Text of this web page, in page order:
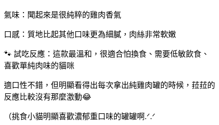
氣味：聞起來是很純粹的雞肉香氣
口感：質地比起其他口味更為細膩，肉絲非常軟嫩
🐾 試吃反應：這款最溫和，很適合怕換食、需要低敏飲食、
喜歡單純肉味的貓咪
適口性不錯，但明顯看得出每次拿出純雞肉罐的時候，菈菈的
反應比較沒有那麼激動😂
（挑食小貓明顯喜歡濃郁重口味的罐罐啊.ᐟ.ᐟ